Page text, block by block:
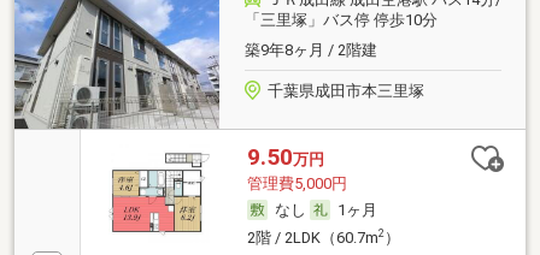
「三里塚」バス停 停歩10分
築9年8ヶ月 / 2階建
千葉県成田市本三里塚
9.50万円
管理費5,000円
なし
1ヶ月
2階 / 2LDK（60.7m2）